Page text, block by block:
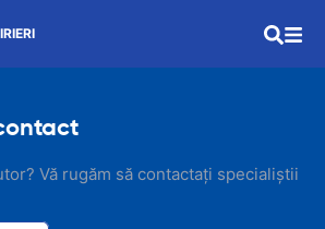
Vă rugăm să contactați specialiștii